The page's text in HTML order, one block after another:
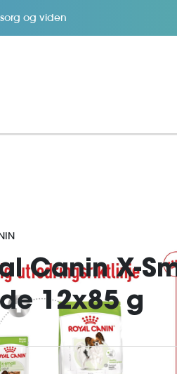
og viden
Canin X-
12x85 g
X-Small Adult –